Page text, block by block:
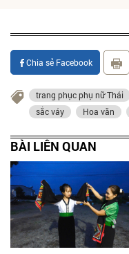
Chia sẻ Facebook
trang phục phụ nữ Thái
sắc váy
Hoa văn
BÀI LIÊN QUAN